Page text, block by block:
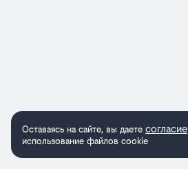
Оставаясь на сайте, вы даете согласие
использование файлов cookie